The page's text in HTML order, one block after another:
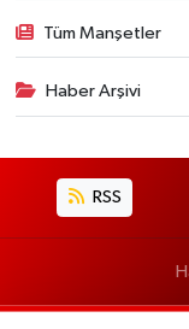
Tüm Manşetler
Haber Arşivi
RSS